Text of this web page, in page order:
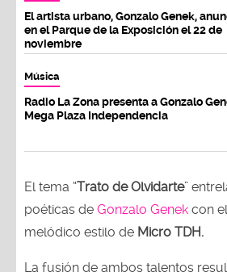
El artista urbano, Gonzalo Genek,
en el Parque de la Exposición el 22 de
noviembre
Música
Radio La Zona presenta a Gonzalo
Mega Plaza Independencia
El tema “Trato de Olvidarte”
poéticas de Gonzalo Genek con
melódico estilo de Micro TDH.
La fusión de ambos talentos